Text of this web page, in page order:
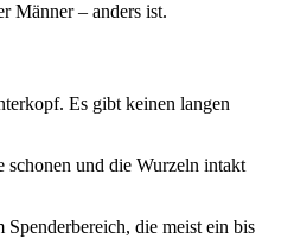
Männer – anders ist.
Es gibt keinen langen
und die Wurzeln intakt
die meist ein bis